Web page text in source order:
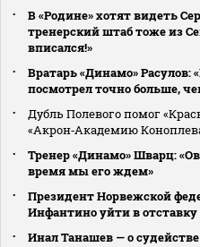
В «Родине» хотят видеть
тренерский штаб тоже из
вписался!»
Вратарь «Динамо» Расулов:
посмотрел точно больше,
Дубль Полевого помог
«Акрон‑Академию
Тренер «Динамо» Шварц:
время мы его ждем»
Президент Норвежской
Инфантино уйти в
Инал Танашев — о